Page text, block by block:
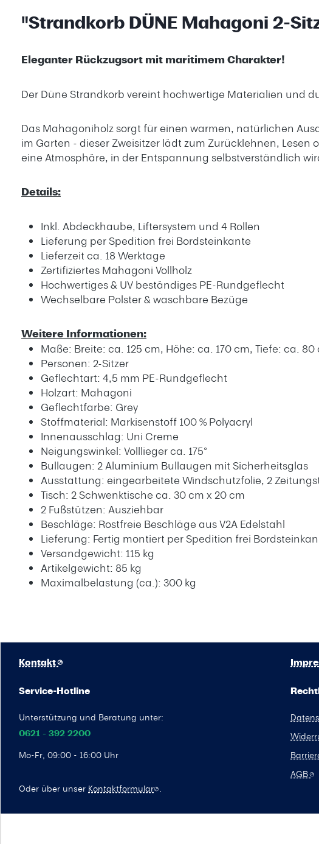
"Strandkorb DÜNE Mahagoni 2-
Eleganter Rückzugsort mit maritimem Charakter!
Der Düne Strandkorb vereint hochwertige Materialien und
Das Mahagoniholz sorgt für einen warmen, natürlichen
im Garten - dieser Zweisitzer lädt zum Zurücklehnen,
eine Atmosphäre, in der Entspannung selbstverständlich
Details:
Inkl. Abdeckhaube, Liftersystem und 4 Rollen
Lieferung per Spedition frei Bordsteinkante
Lieferzeit ca. 18 Werktage
Zertifiziertes Mahagoni Vollholz
Hochwertiges & UV beständiges PE-Rundgeflecht
Wechselbare Polster & waschbare Bezüge
Weitere Informationen:
Maße: Breite: ca. 125 cm, Höhe: ca. 170 cm, Tiefe: ca. 80
Personen: 2-Sitzer
Geflechtart: 4,5 mm PE-Rundgeflecht
Holzart: Mahagoni
Geflechtfarbe: Grey
Stoffmaterial: Markisenstoff 100 % Polyacryl
Innenausschlag: Uni Creme
Neigungswinkel: Volllieger ca. 175°
Bullaugen: 2 Aluminium Bullaugen mit Sicherheitsglas
Ausstattung: eingearbeitete Windschutzfolie, 2
Tisch: 2 Schwenktische ca. 30 cm x 20 cm
2 Fußstützen: Ausziehbar
Beschläge: Rostfreie Beschläge aus V2A Edelstahl
Lieferung: Fertig montiert per Spedition frei
Versandgewicht: 115 kg
Artikelgewicht: 85 kg
Maximalbelastung (ca.): 300 kg
Service-Hotline
Unterstützung und Beratung unter:
0621 - 392 2200
Mo-Fr, 09:00 - 16:00 Uhr
Oder über unser Kontaktformular .
Kontakt
AGB